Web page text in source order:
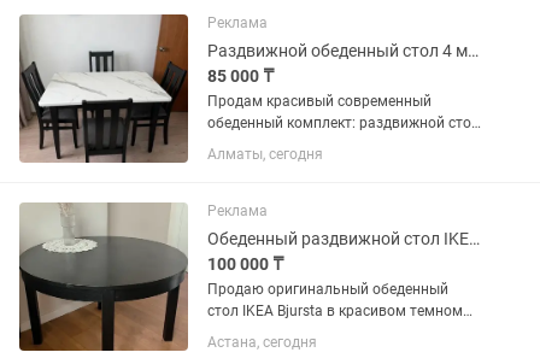
, трюмо с зеркалом для...
Реклама
Раздвижной обеденный стол 4 мягких стула. Комплект для кухни и столовой
85 000 ₸
Продам красивый современный
обеденный комплект: раздвижной стол
и 4 мягких стула. Размер стола 120 на
80 см а в раздвинутом виде 160 на 80
выполнена в стильном дизайне...
Алматы, сегодня
Реклама
Обеденный раздвижной стол IKEA Bjursta (оригинал)
100 000 ₸
Продаю оригинальный обеденный
стол IKEA Bjursta в красивом темном
цвете. Стол в отличном состоянии,
эксплуатировался бережно,
Астана, сегодня